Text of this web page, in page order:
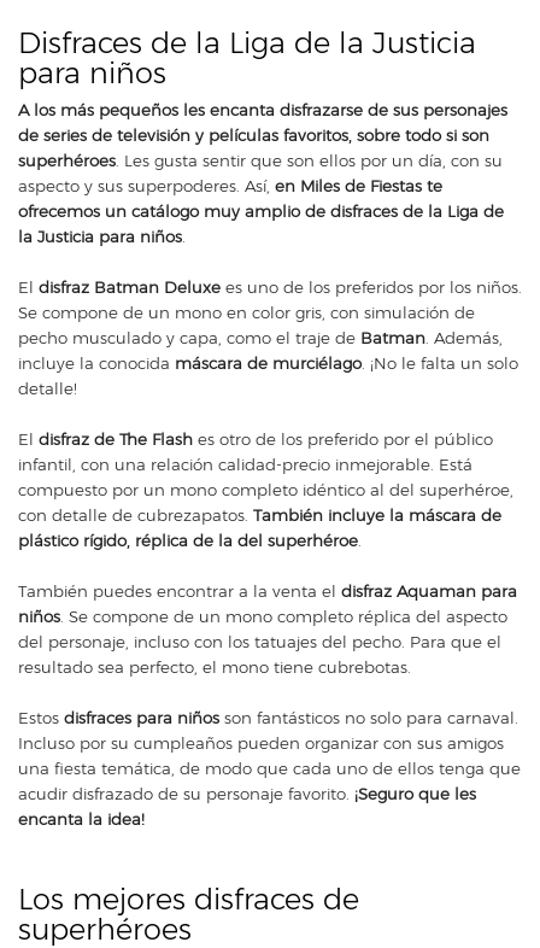
Disfraces de la Liga de la Justicia
para niños
A los más pequeños les encanta disfrazarse de sus personajes
de series de televisión y películas favoritos, sobre todo si son
superhéroes . Les gusta sentir que son ellos por un día, con su
aspecto y sus superpoderes. Así, en Miles de Fiestas te
ofrecemos un catálogo muy amplio de disfraces de la Liga de
la Justicia para niños
El disfraz Batman Deluxe es uno de los preferidos por los niños.
Se compone de un mono en color gris, con simulación de
pecho musculado y capa, como el traje de Batman . Además,
incluye la conocida máscara de murciélago. ¡No le falta un solo
detalle!
El disfraz de The Flash es otro de los preferido por el público
infantil, con una relación calidad-precio inmejorable. Está
compuesto por un mono completo idéntico al del superhéroe,
con detalle de cubrezapatos. También incluye la máscara de
plástico rígido, réplica de la del superhéroe
También puedes encontrar a la venta el disfraz Aquaman para
niños . Se compone de un mono completo réplica del aspecto
del personaje, incluso con los tatuajes del pecho. Para que el
resultado sea perfecto, el mono tiene cubrebotas.
Estos disfraces para niños son fantásticos no solo para carnaval.
Incluso por su cumpleaños pueden organizar con sus amigos
una fiesta temática, de modo que cada uno de ellos tenga que
acudir disfrazado de su personaje favorito. ¡Seguro que les
encanta la idea!
Los mejores disfraces de
superhéroes